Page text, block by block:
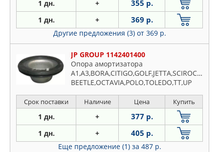
1 дн. + 355 р.
1 дн. + 369 р.
Другие предложения (3) от 369 р.
JP GROUP 1142401400
Опора амортизатора
BEETLE,OCTAVIA,POLO,TOLEDO,TT,UP
Срок поставки Наличие Цена Купить
1 дн. + 377 р.
1 дн. + 405 р.
Еще предложение (1) за 487 р.